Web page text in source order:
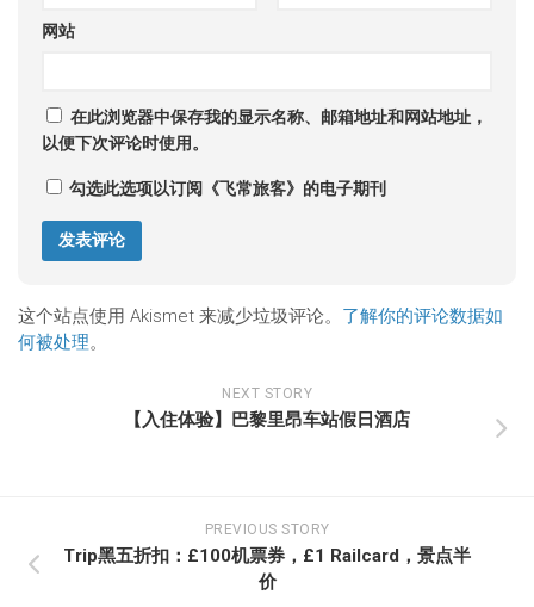
网站
在此浏览器中保存我的显示名称、邮箱地址和网站地址，
以便下次评论时使用。
勾选此选项以订阅《飞常旅客》的电子期刊
这个站点使用 Akismet 来减少垃圾评论。 了解你的评论数据如
何被处理。
NEXT STORY
【入住体验】巴黎里昂车站假日酒店
PREVIOUS STORY
Trip黑五折扣：£100机票券，£1 Railcard，景点半
价